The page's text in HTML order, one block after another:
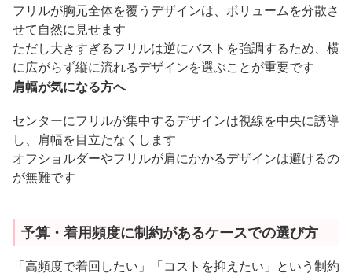
フリルが胸元全体を覆うデザインは、ボリュームを分散さ
せて自然に見せます
ただし大きすぎるフリルは逆にバストを強調するため、横
に広がらず縦に流れるデザインを選ぶことが重要です
肩幅が気になる方へ
センターにフリルが集中するデザインは視線を中央に誘導
し、肩幅を目立たなくします
オフショルダーやフリルが肩にかかるデザインは避けるの
が無難です
予算・着用頻度に制約があるケースでの選び方
「高頻度で着回したい」「コストを抑えたい」という制約